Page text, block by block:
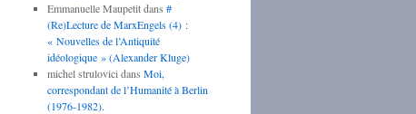
Emmanuelle Maupetitdans #
(Re)Lecture de MarxEngels (4) :
« Nouvelles de l’Antiquité
idéologique » (Alexander Kluge)
michel strulovici dans Moi,
correspondant de l’Humanité à Berlin
(1976-1982).